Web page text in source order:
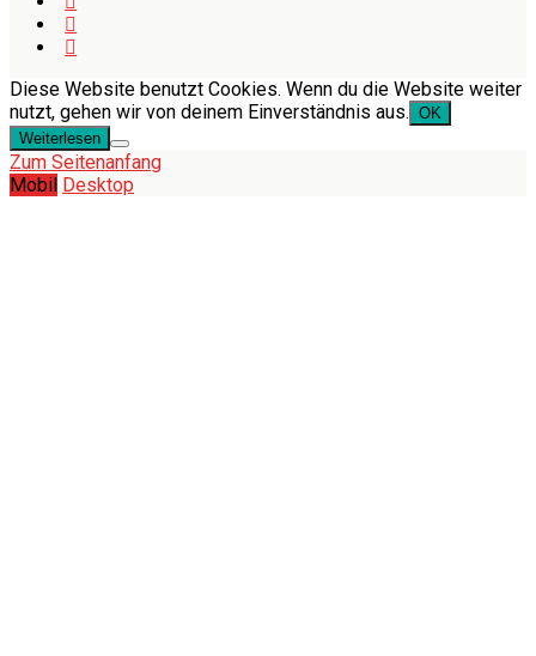
Diese Website benutzt Cookies. Wenn du die Website weiter
nutzt, gehen wir von deinem Einverständnis aus. OK
Weiterlesen
Zum Seitenanfang
Mobil Desktop